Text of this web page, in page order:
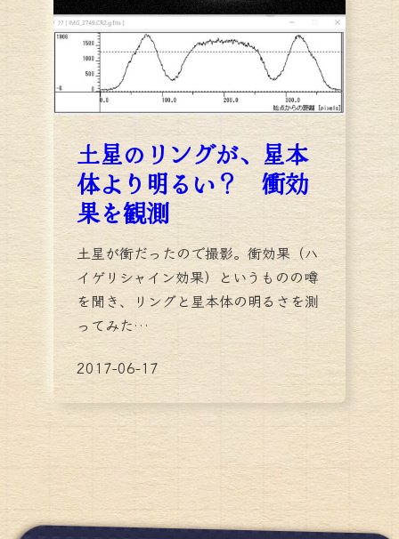
土星のリングが、星本
体より明るい？ 衝効
果を観測
土星が衝だったので撮影。衝効果（ハ
イゲリシャイン効果）というものの噂
を聞き、リングと星本体の明るさを測
ってみた…
2017-06-17